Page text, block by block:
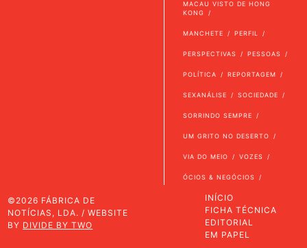
MACAU VISTO DE HONG
KONG
MANCHETE PERFIL
PERSPECTIVAS PESSOAS
POLÍTICA REPORTAGEM
SEXANÁLISE SOCIEDADE
SORRINDO SEMPRE
UM GRITO NO DESERTO
VIA DO MEIO VOZES
ÓCIOS & NEGÓCIOS
©2026 FÁBRICA DE
NOTÍCIAS, LDA. / WEBSITE
BY DIVIDE BY TWO
INÍCIO
FICHA TÉCNICA
EDITORIAL
EM PAPEL